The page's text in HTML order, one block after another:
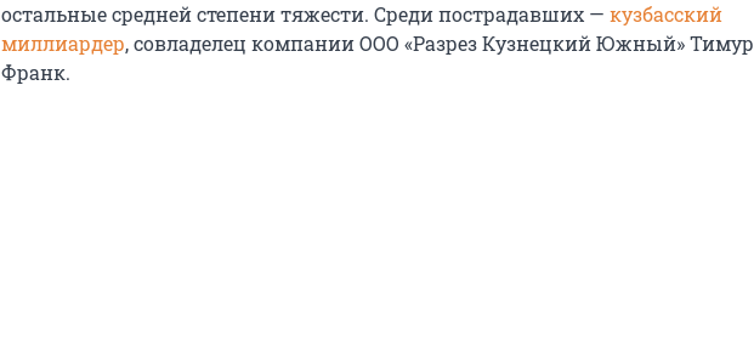
остальные средней степени тяжести. Среди пострадавших — кузбасский
миллиардер, совладелец компании ООО «Разрез Кузнецкий Южный» Тимур
Франк.